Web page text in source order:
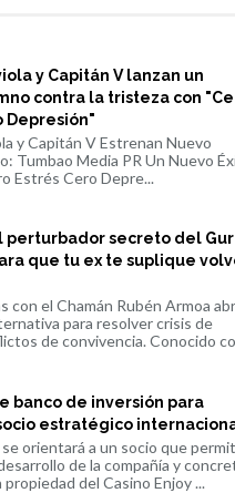
y Capitán V lanzan un
contra la tristeza con
Depresión"
y Capitán V Estrenan Nuevo
Tumbao Media PR Un Nuevo
Estrés Cero Depre...
perturbador secreto del
que tu ex te suplique
con el Chamán Rubén Armoa
para resolver crisis de
de convivencia. Conocido
banco de inversión para
estratégico
orientará a un socio que
de la compañía y
propiedad del Casino Enjoy ...